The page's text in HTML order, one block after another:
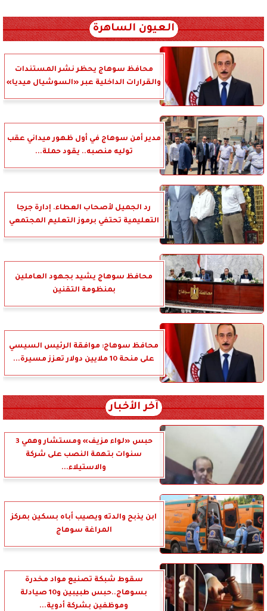
العيون الساهرة
محافظ سوهاج يحظر نشر المستندات
والقرارات الداخلية عبر «السوشيال ميديا»
مدير أمن سوهاج في أول ظهور ميداني عقب
توليه منصبه.. يقود حملة...
رد الجميل لأصحاب العطاء. إدارة جرجا
التعليمية تحتفي برموز التعليم المجتمعي
محافظ سوهاج يشيد بجهود العاملين
بمنظومة التقنين
محافظ سوهاج: موافقة الرئيس السيسي
على منحة 10 ملايين دولار تعزز مسيرة...
آخر الأخبار
حبس «لواء مزيف» ومستشار وهمي 3
سنوات بتهمة النصب على شركة
والاستيلاء...
ابن يذبح والدته ويصيب أباه بسكين بمركز
المراغة سوهاج
سقوط شبكة تصنيع مواد مخدرة
بسوهاج..حبس طبيبين و10 صيادلة
وموظفين بشركة أدوية...